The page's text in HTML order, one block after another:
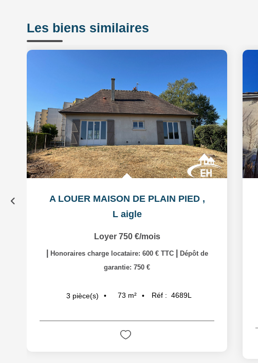
Les biens similaires
A LOUER MAISON DE PLAIN PIED ,
L aigle
Loyer 750 €/mois
Honoraires charge locataire: 600 € TTC
Dépôt de
garantie: 750 €
3 pièce(s) 73 m² Réf : 4689L